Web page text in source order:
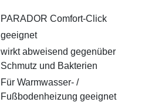
PARADOR Comfort-Click
geeignet
wirkt abweisend gegenüber
Schmutz und Bakterien
Für Warmwasser- /
Fußbodenheizung geeignet